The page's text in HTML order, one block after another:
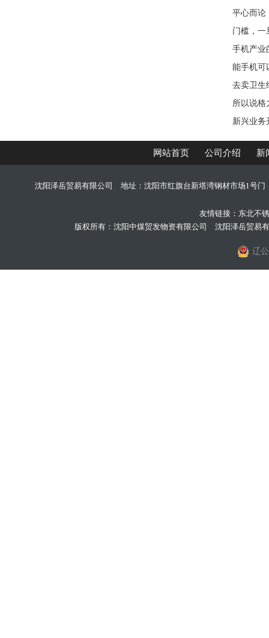
平心而论
门槛，一
手机产业
能手机可
去卖卫生
所以说格
新兴业务
网站首页 公司介绍 新
沈阳泽岳贸易有限公司 地址：沈阳市红旗台新塔湾钢材市场1
友情链接： 东北不
版权所有：沈阳中煤贸发物资有限公司 沈阳泽岳贸
辽